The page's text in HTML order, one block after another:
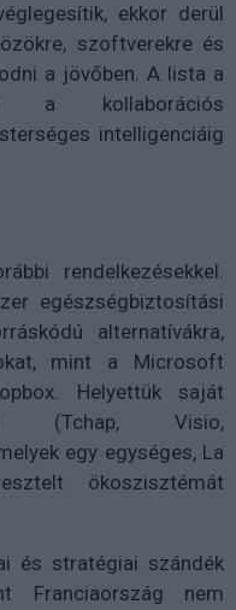
ekkor derül
szoftverekre és
a jövőben. A lista a
a kollaborációs
intelligenciáig
rendelkezésekkel.
egészségbiztosítási
alternatívákra,
mint a Microsoft
Helyettük saját
(Tchap, Visio,
egy egységes, La
ökoszisztémát
és stratégiai szándék
Franciaország nem